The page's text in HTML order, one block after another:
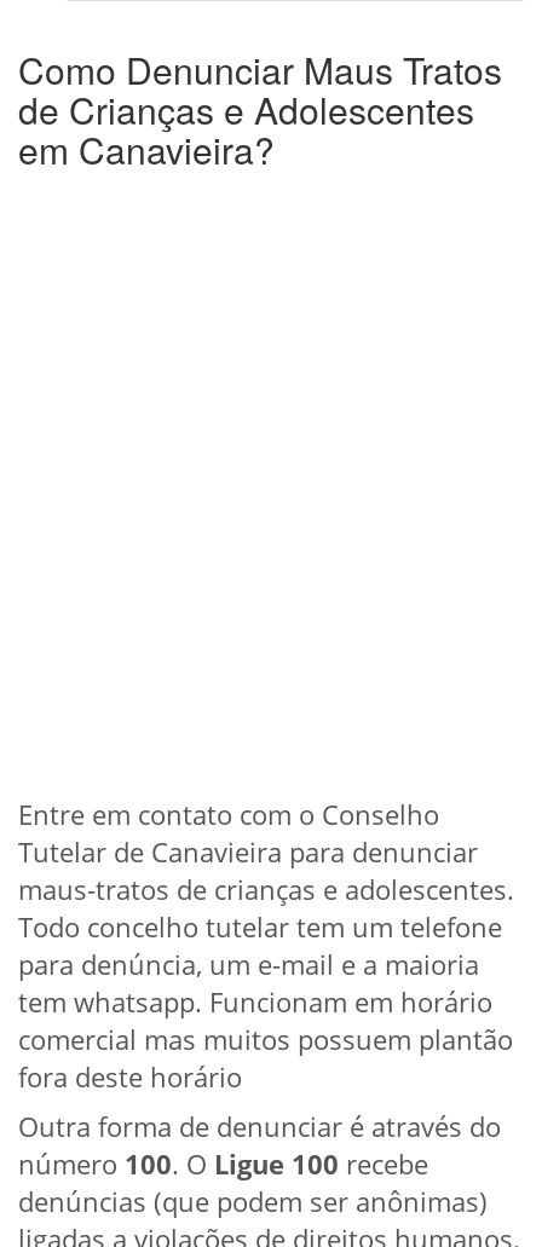
Como Denunciar Maus Tratos
de Crianças e Adolescentes
em Canavieira?
Entre em contato com o Conselho
Tutelar de Canavieira para denunciar
maus-tratos de crianças e adolescentes.
Todo concelho tutelar tem um telefone
para denúncia, um e-mail e a maioria
tem whatsapp. Funcionam em horário
comercial mas muitos possuem plantão
fora deste horário
Outra forma de denunciar é através do
número 100. O Ligue 100 recebe
denúncias (que podem ser anônimas)
ligadas a violações de direitos humanos.